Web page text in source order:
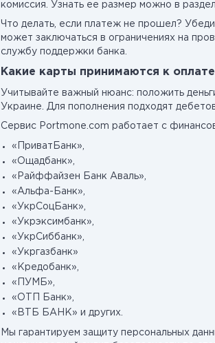
комиссия. Узнать ее размер можно в
Что делать, если платеж не прошел?
может заключаться в ограничениях на
службу поддержки банка.
Какие карты принимаются к оплате
Учитывайте важный нюанс: положить
Украине. Для пополнения подходят
Сервис Portmone.com работает с
«ПриватБанк»,
«Ощадбанк»,
«Райффайзен Банк Аваль»,
«Альфа-Банк»,
«УкрСоцБанк»,
«Укрэксимбанк»,
«УкрСиббанк»,
«Укргазбанк»
«Кредобанк»,
«ПУМБ»,
«ОТП Банк»,
«ВТБ БАНК» и других.
Мы гарантируем защиту персональных